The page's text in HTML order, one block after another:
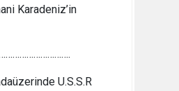
Karadeniz’in
U.S.S.R